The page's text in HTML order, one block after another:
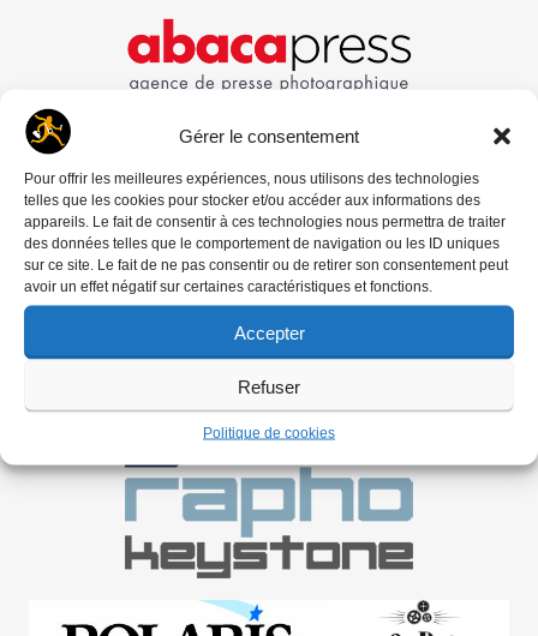
Gérer le consentement
Pour offrir les meilleures expériences, nous utilisons des technologies
telles que les cookies pour stocker et/ou accéder aux informations des
appareils. Le fait de consentir à ces technologies nous permettra de traiter
des données telles que le comportement de navigation ou les ID uniques
sur ce site. Le fait de ne pas consentir ou de retirer son consentement peut
avoir un effet négatif sur certaines caractéristiques et fonctions.
Accepter
Refuser
Politique de cookies